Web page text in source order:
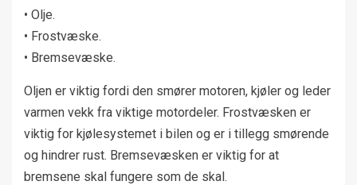
• Olje.
• Frostvæske.
• Bremsevæske.
Oljen er viktig fordi den smører motoren, kjøler og leder
varmen vekk fra viktige motordeler. Frostvæsken er
viktig for kjølesystemet i bilen og er i tillegg smørende
og hindrer rust. Bremsevæsken er viktig for at
bremsene skal fungere som de skal.